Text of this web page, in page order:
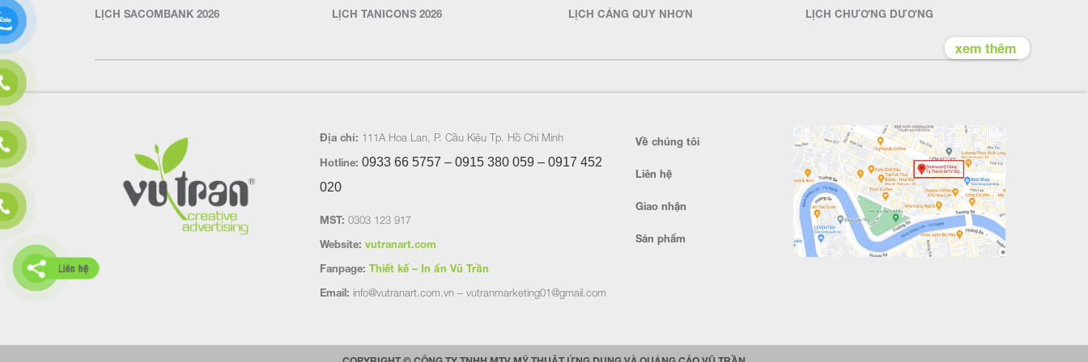
LỊCH SACOMBANK 2026 LỊCH TANICONS 2026 LỊCH CẢNG QUY NHƠN LỊCH CHƯƠNG DƯƠNG
xem thêm
Địa chỉ: 111A Hoa Lan, P. Cầu Kiệu Tp. Hồ Chí Minh
Hotline: 0933 66 5757 – 0915 380 059 – 0917 452
020
MST: 0303 123 917
Website: vutranart.com
Fanpage: Thiết kế – In ấn Vũ Trần
Email: info@vutranart.com.vn – vutranmarketing01@gmail.com
Về chúng tôi
Liên hệ
Giao nhận
Sản phẩm
Liên hệ